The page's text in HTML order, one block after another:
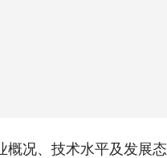
况、技术水平及发展